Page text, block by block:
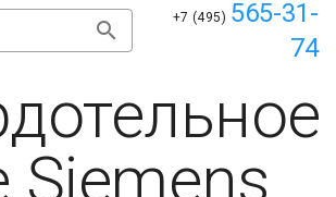
+7 (495) 565-31-
74
Siemens